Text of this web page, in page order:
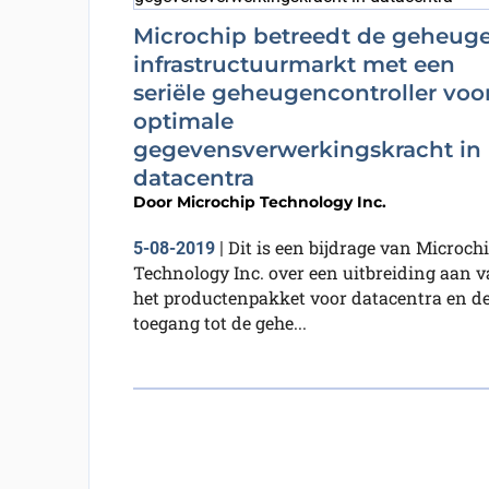
Microchip betreedt de
infrastructuurmarkt met een
seriële geheugencontroller
optimale
gegevensverwerkingskracht in
datacentra
Door Microchip Technology Inc.
5-08-2019| Dit is een bijdrage van
Technology Inc. over een uitbreiding aan
het productenpakket voor datacentra en
toegang tot de gehe...